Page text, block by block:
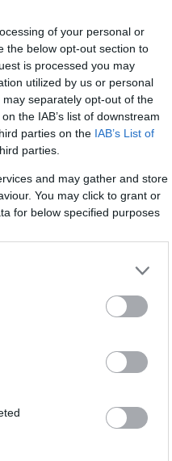
of your personal or
the below opt-out section to
is processed you may
utilized by us or personal
separately opt-out of the
the IAB’s list of downstream
parties on the IAB’s List of
parties.
and may gather and store
You may click to grant or
for below specified purposes
nem
nyelvű